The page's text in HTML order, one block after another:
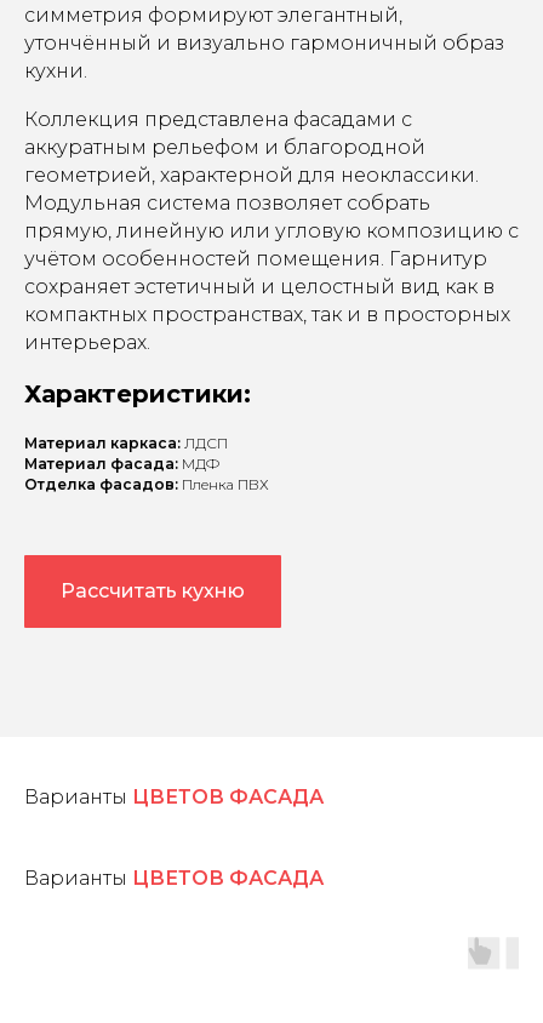
симметрия формируют элегантный,
утончённый и визуально гармоничный образ
кухни.
Коллекция представлена фасадами с
аккуратным рельефом и благородной
геометрией, характерной для неоклассики.
Модульная система позволяет собрать
прямую, линейную или угловую композицию с
учётом особенностей помещения. Гарнитур
сохраняет эстетичный и целостный вид как в
компактных пространствах, так и в просторных
интерьерах.
Характеристики:
Материал каркаса: ЛДСП
Материал фасада: МДФ
Отделка фасадов: Пленка ПВХ
Рассчитать кухню
Варианты ЦВЕТОВ ФАСАДА
Варианты ЦВЕТОВ ФАСАДА